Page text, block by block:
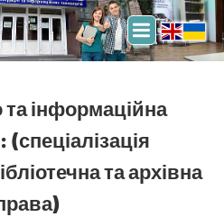
інформаційна
(спеціалізація
та архівна